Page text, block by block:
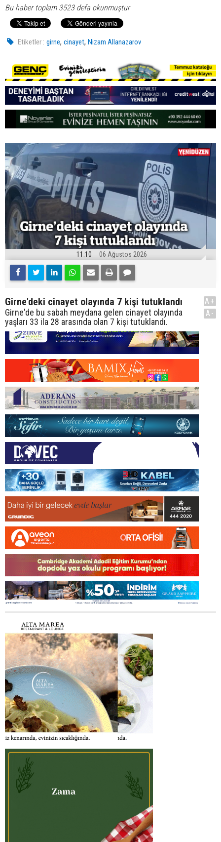
Bu haber toplam 3523 defa okunmuştur
Etiketler : girne,cinayet,Nizam Allanazarov
11:10 06 Ağustos 2026
Girne'deki cinayet olayında 7 kişi tutuklandı
Girne'de bu sabah meydana gelen cinayet olayında
yaşları 33 ila 28 arasında olan 7 kişi tutuklandı.
A+
A-